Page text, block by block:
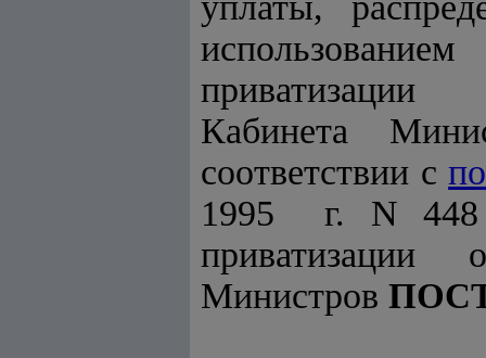
приватизации
Кабинета
соответствии с
1995 г. N 448
приватизации
Министров